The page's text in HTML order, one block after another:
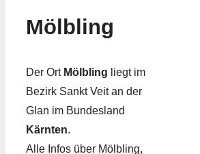
Mölbling
Der Ort Mölbling liegt im
Bezirk Sankt Veit an der
Glan im Bundesland
Kärnten.
Alle Infos über Mölbling,